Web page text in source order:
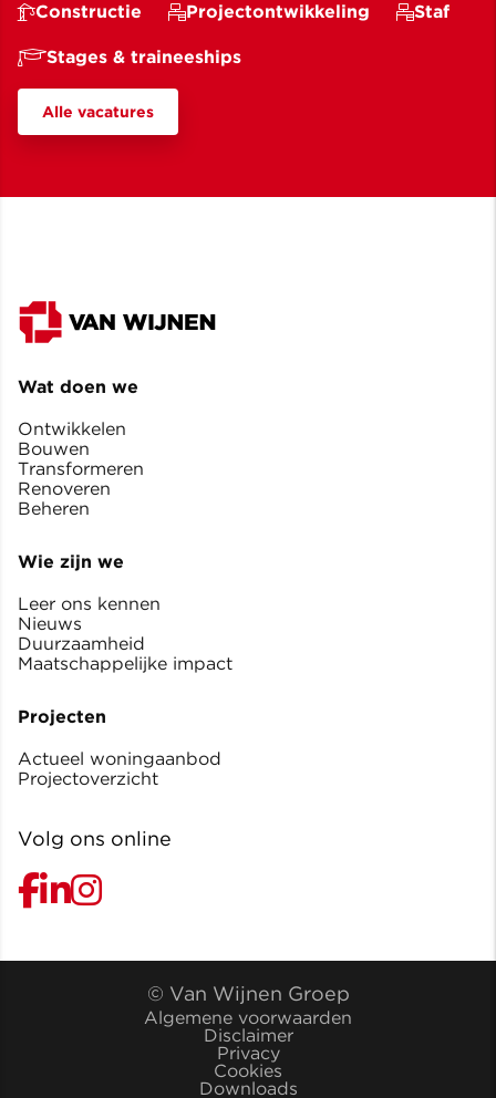
Constructie Projectontwikkeling Staf
Stages & traineeships
Alle vacatures
Wat doen we
Ontwikkelen
Bouwen
Transformeren
Renoveren
Beheren
Wie zijn we
Leer ons kennen
Nieuws
Duurzaamheid
Maatschappelijke impact
Projecten
Actueel woningaanbod
Projectoverzicht
Volg ons online
© Van Wijnen Groep
Algemene voorwaarden
Disclaimer
Privacy
Cookies
Downloads